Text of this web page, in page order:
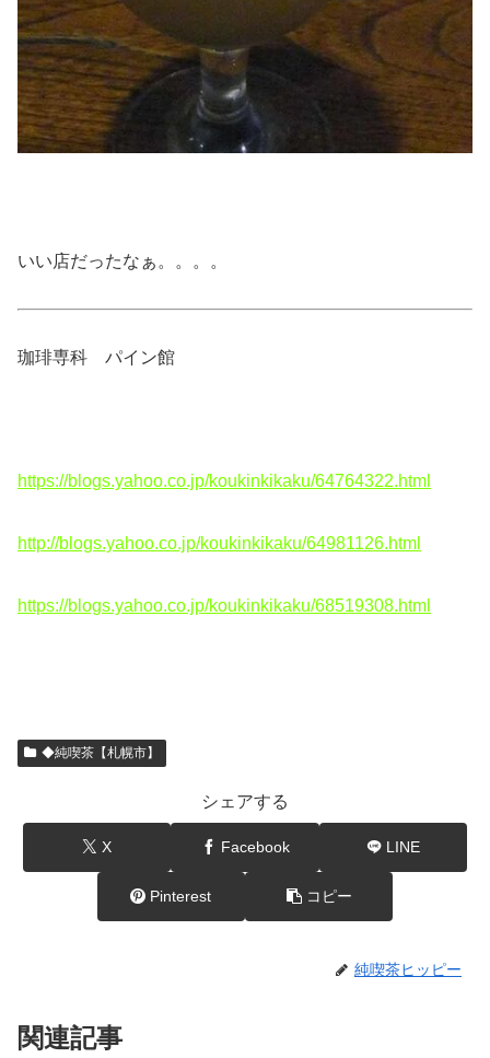
いい店だったなぁ。。。。
珈琲専科 パイン館
https://blogs.yahoo.co.jp/koukinkikaku/64764322.html
http://blogs.yahoo.co.jp/koukinkikaku/64981126.html
https://blogs.yahoo.co.jp/koukinkikaku/68519308.html
◆純喫茶【札幌市】
シェアする
X Facebook LINE
Pinterest コピー
純喫茶ヒッピー
関連記事